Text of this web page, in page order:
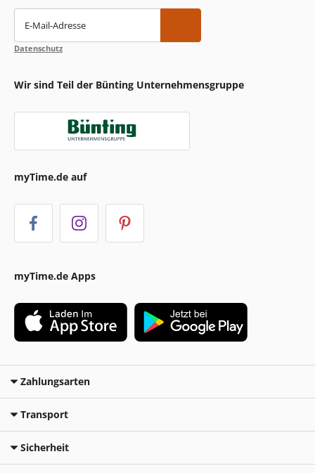
E-Mail-Adresse
Datenschutz
Wir sind Teil der Bünting Unternehmensgruppe
myTime.de auf
myTime.de Apps
Zahlungsarten
Transport
Sicherheit